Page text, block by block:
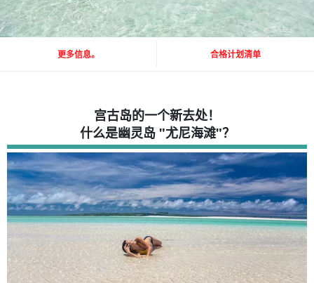
更多信息。 合格计划清单
宫古岛的一个新去处！
什么是幽灵岛 "尤尼海滩"？